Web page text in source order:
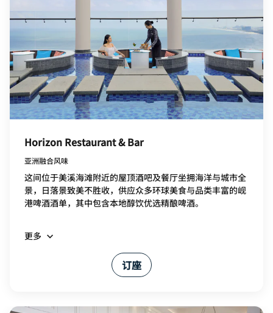
Horizon Restaurant & Bar
亚洲融合风味
这间位于美溪海滩附近的屋顶酒吧及餐厅坐拥海洋与城市全
景，日落景致美不胜收，供应众多环球美食与品类丰富的岘
港啤酒酒单，其中包含本地醇饮优选精酿啤酒。
更多
订座